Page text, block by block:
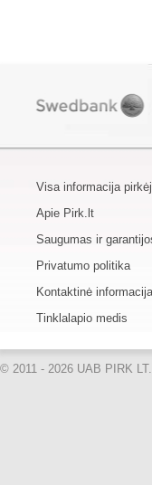
Visa informacija
Apie Pirk.lt
Saugumas ir
Privatumo politika
Kontaktinė informacija
Tinklalapio medis
© 2011 - 2026 UAB PIRK LT.